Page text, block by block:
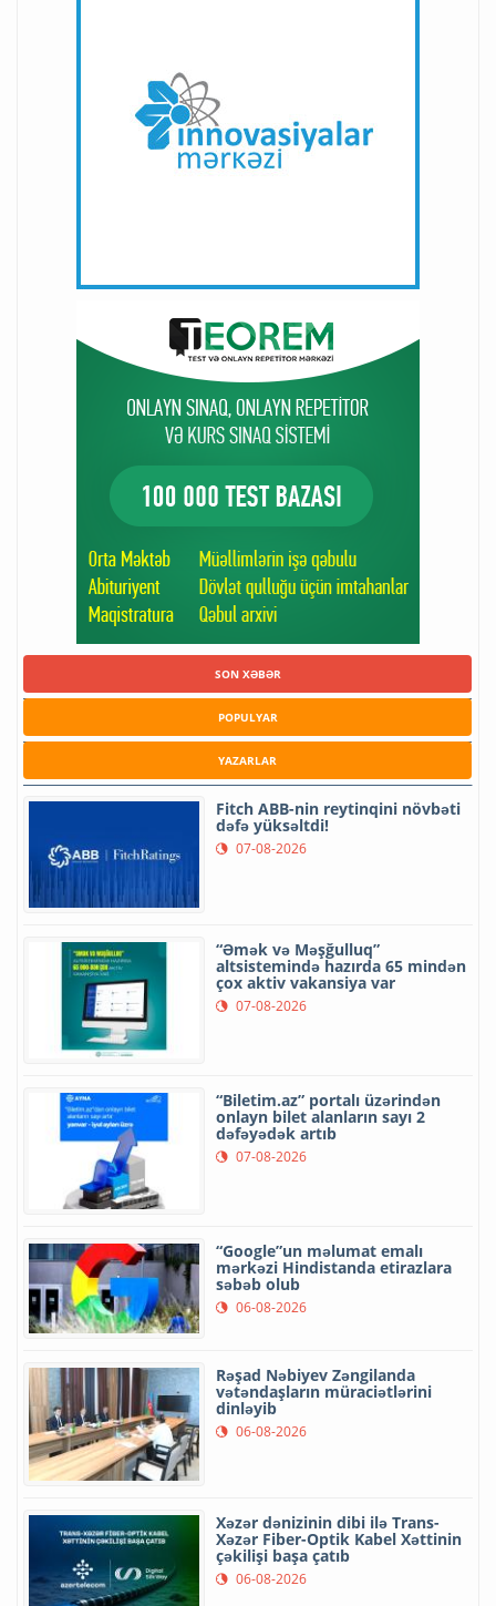
SON XƏBƏR
POPULYAR
YAZARLAR
Fitch ABB-nin reytinqini növbəti
dəfə yüksəltdi!
07-08-2026
“Əmək və Məşğulluq”
altsistemində hazırda 65 mindən
çox aktiv vakansiya var
07-08-2026
“Biletim.az” portalı üzərindən
onlayn bilet alanların sayı 2
dəfəyədək artıb
07-08-2026
“Google”un məlumat emalı
mərkəzi Hindistanda etirazlara
səbəb olub
06-08-2026
Rəşad Nəbiyev Zəngilanda
vətəndaşların müraciətlərini
dinləyib
06-08-2026
Xəzər dənizinin dibi ilə Trans-
Xəzər Fiber-Optik Kabel Xəttinin
çəkilişi başa çatıb
06-08-2026